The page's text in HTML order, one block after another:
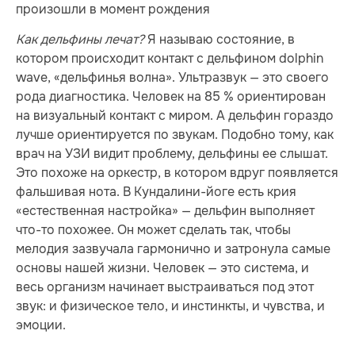
произошли в момент рождения
Как дельфины лечат?Я называю состояние, в
котором происходит контакт с дельфином dolphin
wave, «дельфинья волна». Ультразвук — это своего
рода диагностика. Человек на 85 % ориентирован
на визуальный контакт с миром. А дельфин гораздо
лучше ориентируется по звукам. Подобно тому, как
врач на УЗИ видит проблему, дельфины ее слышат.
Это похоже на оркестр, в котором вдруг появляется
фальшивая нота. В Кундалини-йоге есть крия
«естественная настройка» — дельфин выполняет
что-то похожее. Он может сделать так, чтобы
мелодия зазвучала гармонично и затронула самые
основы нашей жизни. Человек — это система, и
весь организм начинает выстраиваться под этот
звук: и физическое тело, и инстинкты, и чувства, и
эмоции.